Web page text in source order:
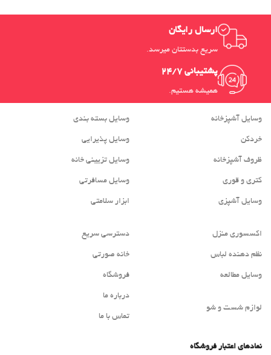
ارسال رایگان
سریع بدستتان میرسد.
پشتیبانی 24/7
همیشه هستیم.
وسایل آشپزخانه
خردکن
ظروف آشپزخانه
کتری و قوری
وسایل آشپزی
وسایل بسته بندی
وسایل پذیرایی
وسایل تزیینی خانه
وسایل مسافرتی
ابزار سلامتی
اکسسوری منزل
نظم دهنده لباس
وسایل مطالعه
لوازم شست و شو
دسترسی سریع
خانه صورتی
فروشگاه
درباره ما
تماس با ما
نمادهای اعتبار فروشگاه